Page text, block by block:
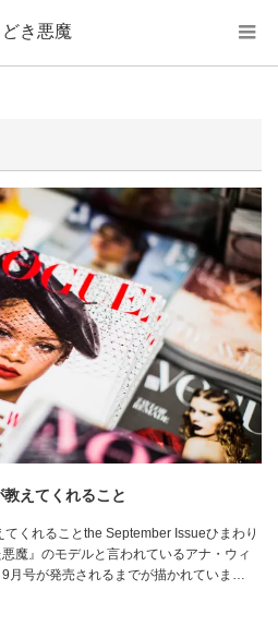
き悪魔
教えてくれること
てくれることthe September Issueひまわり
魔』のモデルと言われているアナ・ウィ
月号が発売されるまでが描かれていま…